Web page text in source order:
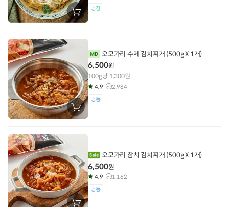
장
바
에
냉장
장
바
에
오모가리 수제 김치찌개 (500g X 1개)
6,500원
100g당 1,300원
4.9
2,984
냉동
장
오모가리 참치 김치찌개 (500g X 1개)
6,500원
4.9
1,162
냉동